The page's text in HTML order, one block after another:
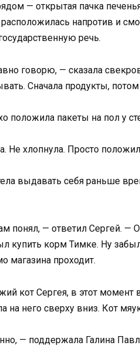
— открытая пачка
напротив и
речь.
говорю, — сказала
Сначала продукты,
положила пакеты на пол у
Не хлопнула. Просто
выдавать себя раньше
понял, — ответил Сергей. —
купить корм Тимке. Ну
магазина проходит.
кот Сергея, в этот
на него сверху вниз. Кот
— поддержала Галина